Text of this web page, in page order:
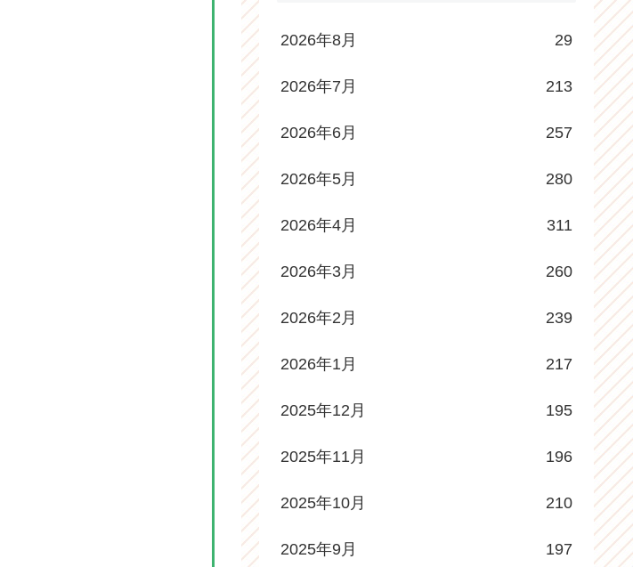
2026年8月 29
2026年7月 213
2026年6月 257
2026年5月 280
2026年4月 311
2026年3月 260
2026年2月 239
2026年1月 217
2025年12月 195
2025年11月 196
2025年10月 210
2025年9月 197